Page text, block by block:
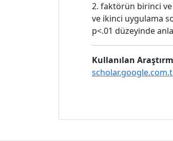
2. faktörün birinci
ve ikinci uygulama
p<.01 düzeyinde
Kullanılan